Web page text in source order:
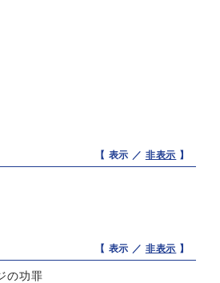
【 表示 ／ 非表示 】
【 表示 ／ 非表示 】
の功罪